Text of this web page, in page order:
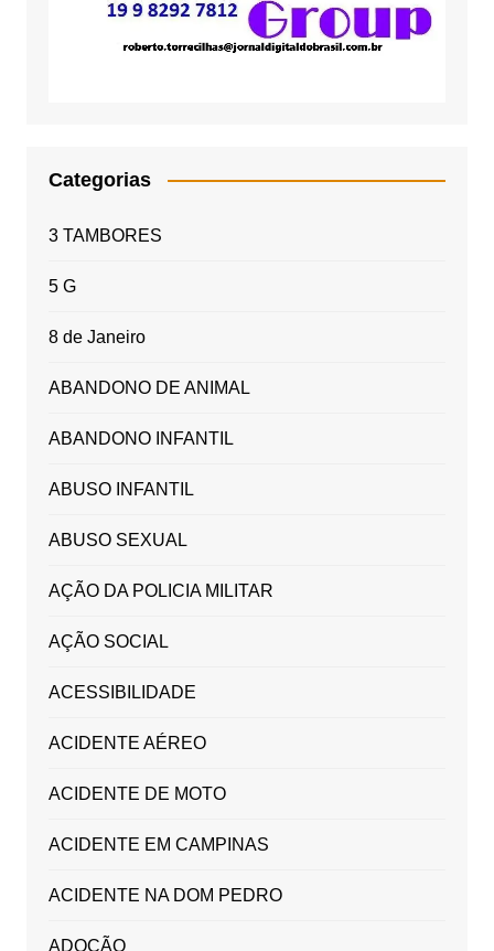
Categorias
3 TAMBORES
5 G
8 de Janeiro
ABANDONO DE ANIMAL
ABANDONO INFANTIL
ABUSO INFANTIL
ABUSO SEXUAL
AÇÃO DA POLICIA MILITAR
AÇÃO SOCIAL
ACESSIBILIDADE
ACIDENTE AÉREO
ACIDENTE DE MOTO
ACIDENTE EM CAMPINAS
ACIDENTE NA DOM PEDRO
ADOÇÃO